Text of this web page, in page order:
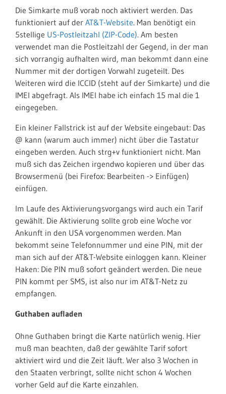
Die Simkarte muß vorab noch aktiviert werden. Das
funktioniert auf der AT&T-Website. Man benötigt ein
5stellige US-Postleitzahl (ZIP-Code). Am besten
verwendet man die Postleitzahl der Gegend, in der man
sich vorrangig aufhalten wird, man bekommt dann eine
Nummer mit der dortigen Vorwahl zugeteilt. Des
Weiteren wird die ICCID (steht auf der Simkarte) und die
IMEI abgefragt. Als IMEI habe ich einfach 15 mal die 1
eingegeben.
Ein kleiner Fallstrick ist auf der Website eingebaut: Das
@ kann (warum auch immer) nicht über die Tastatur
eingeben werden. Auch strg+v funktioniert nicht. Man
muß sich das Zeichen irgendwo kopieren und über das
Browsermenü (bei Firefox: Bearbeiten -> Einfügen)
einfügen.
Im Laufe des Aktivierungsvorgangs wird auch ein Tarif
gewählt. Die Aktivierung sollte grob eine Woche vor
Ankunft in den USA vorgenommen werden. Man
bekommt seine Telefonnummer und eine PIN, mit der
man sich auf der AT&T-Website einloggen kann. Kleiner
Haken: Die PIN muß sofort geändert werden. Die neue
PIN kommt per SMS, ist also nur im AT&T-Netz zu
empfangen.
Guthaben aufladen
Ohne Guthaben bringt die Karte natürlich wenig. Hier
muß man beachten, daß der gewählte Tarif sofort
aktiviert wird und die Zeit läuft. Wer also 3 Wochen in
den Staaten verbringt, sollte nicht schon 4 Wochen
vorher Geld auf die Karte einzahlen.